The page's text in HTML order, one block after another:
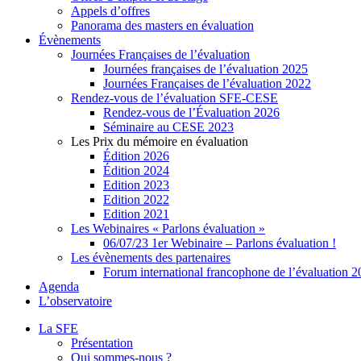
Appels d’offres
Panorama des masters en évaluation
Évènements
Journées Françaises de l’évaluation
Journées françaises de l’évaluation 2025
Journées Françaises de l’évaluation 2022
Rendez-vous de l’évaluation SFE-CESE
Rendez-vous de l’Évaluation 2026
Séminaire au CESE 2023
Les Prix du mémoire en évaluation
Édition 2026
Édition 2024
Edition 2023
Edition 2022
Edition 2021
Les Webinaires « Parlons évaluation »
06/07/23 1er Webinaire – Parlons évaluation !
Les évènements des partenaires
Forum international francophone de l’évaluation
Agenda
L’observatoire
La SFE
Présentation
Qui sommes-nous ?